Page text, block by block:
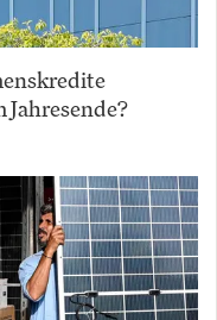
Jahresende?